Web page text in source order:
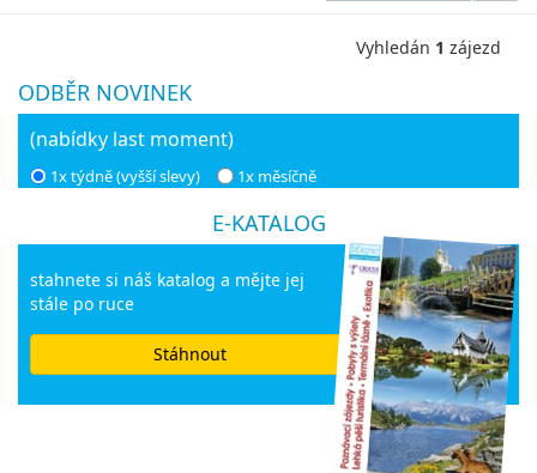
Vyhledán 1 zájezd
ODBĚR NOVINEK
(nabídky last moment)
1x týdně (vyšší slevy) 1x měsíčně
E-KATALOG
stahnete si náš katalog a mějte jej
stále po ruce
Stáhnout